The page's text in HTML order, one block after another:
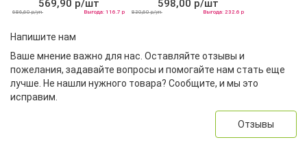
569,90 р/шт
686,60 р/уп Выгода: 116.7 р
598,00 р/шт
830,60 р/уп Выгода: 232.6 р
Напишите нам
Ваше мнение важно для нас. Оставляйте отзывы и
пожелания, задавайте вопросы и помогайте нам стать еще
лучше. Не нашли нужного товара? Сообщите, и мы это
исправим.
Отзывы